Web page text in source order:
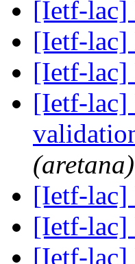
[Ietf-lac]
[Ietf-lac]
[Ietf-lac]
[Ietf-lac]
(aretana)
[Ietf-lac]
[Ietf-lac]
[Ietf-lac]